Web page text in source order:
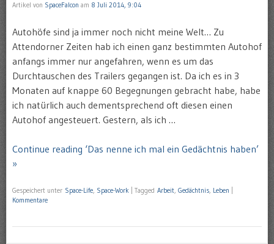
Artikel von SpaceFalcon am 8 Juli 2014, 9:04
Autohöfe sind ja immer noch nicht meine Welt… Zu
Attendorner Zeiten hab ich einen ganz bestimmten Autohof
anfangs immer nur angefahren, wenn es um das
Durchtauschen des Trailers gegangen ist. Da ich es in 3
Monaten auf knappe 60 Begegnungen gebracht habe, habe
ich natürlich auch dementsprechend oft diesen einen
Autohof angesteuert. Gestern, als ich …
Continue reading ‘Das nenne ich mal ein Gedächtnis haben’
»
Gespeichert unter Space-Life, Space-Work Tagged Arbeit, Gedächtnis, Leben
Kommentare